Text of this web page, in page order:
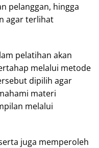
pelanggan, hingga
agar terlihat
pelatihan akan
melalui metode
dipilih agar
materi
melalui
juga memperoleh